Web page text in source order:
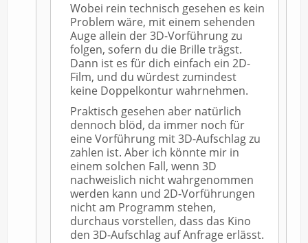
Wobei rein technisch gesehen es kein
Problem wäre, mit einem sehenden
Auge allein der 3D-Vorführung zu
folgen, sofern du die Brille trägst.
Dann ist es für dich einfach ein 2D-
Film, und du würdest zumindest
keine Doppelkontur wahrnehmen.
Praktisch gesehen aber natürlich
dennoch blöd, da immer noch für
eine Vorführung mit 3D-Aufschlag zu
zahlen ist. Aber ich könnte mir in
einem solchen Fall, wenn 3D
nachweislich nicht wahrgenommen
werden kann und 2D-Vorführungen
nicht am Programm stehen,
durchaus vorstellen, dass das Kino
den 3D-Aufschlag auf Anfrage erlässt.